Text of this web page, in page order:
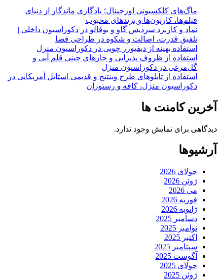
ماگ‌های کلکسیونی اورجینال؛ یادگاری ماندگار از دنیای
فیلم‌ها، کارتون‌ها و برندهای محبوب
نماد و کاربرد سردیس گاو و بوفالو در دکوراسیون داخلی |
تلفیق قدرت، اصالت و شکوه در طراحی فضا
استفاده بهینه از دیفیوزر چوبی در دکوراسیون منزل
استفاده از ظروف پذیرایی و جارهای چینی قلم آبی و
گل‌مرغی در دکوراسیون منزل
استفاده از تابلوهای طرح وینتیج و قدیمی استایل آمریکایی در
دکوراسیون منزل، کافه و رستوران
آخرین کامنت ها
دیدگاهی برای نمایش وجود ندارد.
آرشیوها
جولای 2026
ژوئن 2026
می 2026
فوریه 2026
ژانویه 2026
دسامبر 2025
نوامبر 2025
اکتبر 2025
سپتامبر 2025
آگوست 2025
جولای 2025
ژوئن 2025